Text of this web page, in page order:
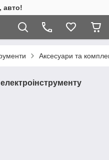
авто!
Аксесуари та